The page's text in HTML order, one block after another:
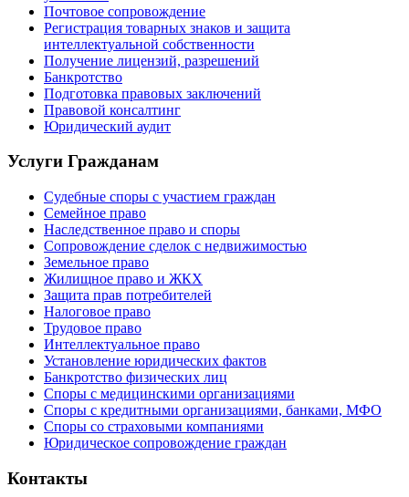
Почтовое сопровождение
Регистрация товарных знаков и защита
интеллектуальной собственности
Получение лицензий, разрешений
Банкротство
Подготовка правовых заключений
Правовой консалтинг
Юридический аудит
Услуги Гражданам
Судебные споры с участием граждан
Семейное право
Наследственное право и споры
Сопровождение сделок с недвижимостью
Земельное право
Жилищное право и ЖКХ
Защита прав потребителей
Налоговое право
Трудовое право
Интеллектуальное право
Установление юридических фактов
Банкротство физических лиц
Споры с медицинскими организациями
Споры с кредитными организациями, банками, МФО
Споры со страховыми компаниями
Юридическое сопровождение граждан
Контакты